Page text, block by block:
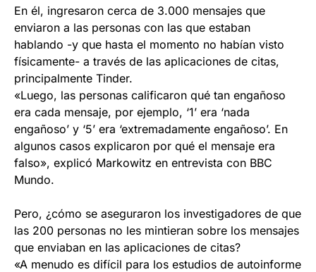
En él, ingresaron cerca de 3.000 mensajes que
enviaron a las personas con las que estaban
hablando -y que hasta el momento no habían visto
físicamente- a través de las aplicaciones de citas,
principalmente Tinder.
«Luego, las personas calificaron qué tan engañoso
era cada mensaje, por ejemplo, ‘1’ era ‘nada
engañoso’ y ‘5’ era ‘extremadamente engañoso’. En
algunos casos explicaron por qué el mensaje era
falso», explicó Markowitz en entrevista con BBC
Mundo.
Pero, ¿cómo se aseguraron los investigadores de que
las 200 personas no les mintieran sobre los mensajes
que enviaban en las aplicaciones de citas?
«A menudo es difícil para los estudios de autoinforme